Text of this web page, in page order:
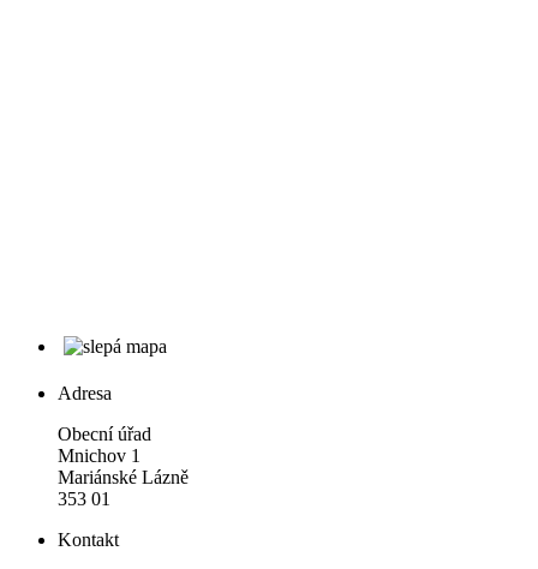
Adresa
Obecní úřad
Mnichov 1
Mariánské Lázně
353 01
Kontakt